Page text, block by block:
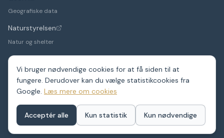
Vi bruger nødvendige cookies for at få siden til at
fungere. Derudover kan du vælge statistikcookies fra
Google. Læs mere om cookies
Acceptér alle Kun statistik Kun nødvendige
Geografiske data
Naturstyrelsen
(åbner i nyt faneblad)
Natur og shelter
2026ShelterDK. Et hobbyprojekt – data fra GeoFA og andre
Shelters i hele Danmark